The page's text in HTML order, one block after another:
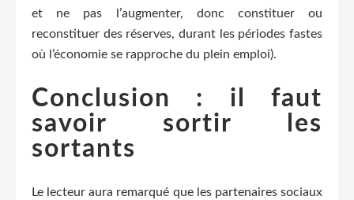
et ne pas l’augmenter, donc constituer ou
reconstituer des réserves, durant les périodes fastes
où l’économie se rapproche du plein emploi).
Conclusion : il faut
savoir sortir les
sortants
Le lecteur aura remarqué que les partenaires sociaux